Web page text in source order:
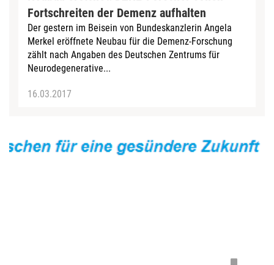
Fortschreiten der Demenz aufhalten
Der gestern im Beisein von Bundeskanzlerin Angela
Merkel eröffnete Neubau für die Demenz-Forschung
zählt nach Angaben des Deutschen Zentrums für
Neurodegenerative...
16.03.2017